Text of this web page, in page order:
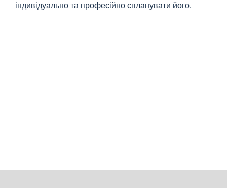
індивідуально та професійно спланувати його.